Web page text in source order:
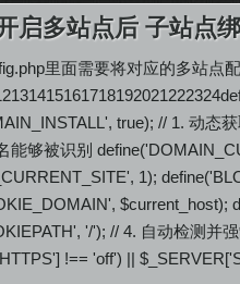
启多站点后 子站点
里面需要将对应的多站点
true); // 1. 动态
能够被识别
1);
$current_host);
'/'); // 4. 自动检测并
!== 'off') ||